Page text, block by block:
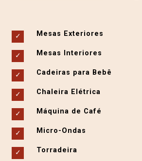
Mesas Exteriores
Mesas Interiores
Cadeiras para Bebê
Chaleira Elétrica
Máquina de Café
Micro-Ondas
Torradeira